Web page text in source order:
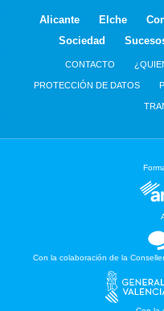
Alicante Elche
Sociedad
CONTACTO
PROTECCIÓN DE DATOS
Con la colaboración de la